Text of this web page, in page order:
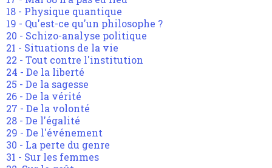
18 - Physique quantique
19 - Qu'est-ce qu'un philosophe ?
20 - Schizo-analyse politique
21 - Situations de la vie
22 - Tout contre l'institution
24 - De la liberté
25 - De la sagesse
26 - De la vérité
27 - De la volonté
28 - De l'égalité
29 - De l'événement
30 - La perte du genre
31 - Sur les femmes